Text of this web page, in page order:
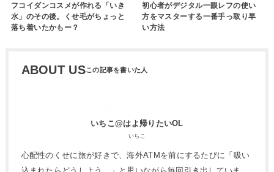
フコイダンコスメが作れる「いき
水」のその後。くせ毛がちょっと
落ち着いたかもー？
初心者がデジタル一眼レフの使い
方をマスターする一番手っ取り早
い方法
ABOUT US
いちこ@はよ帰りたいOL
いちこ
心配性のくせに旅が好きで、海外ATMを前にするたびに「吸い